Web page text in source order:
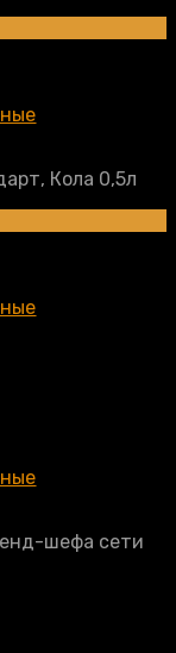
Кола 0,5л
шефа сети